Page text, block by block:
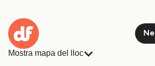
Mostra mapa del lloc